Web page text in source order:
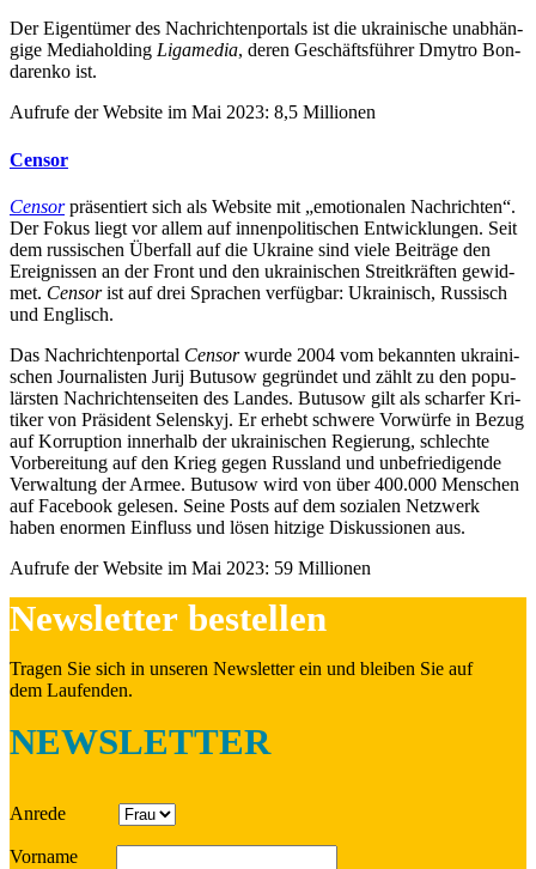
Der Eigen­tü­mer des Nach­rich­ten­por­tals ist die ukrai­ni­sche unab­hän­
gige Media­hol­ding Liga­me­dia, deren Geschäfts­füh­rer Dmytro Bon­
da­renko ist.
Aufrufe der Website im Mai 2023: 8,5 Millionen
Censor
Censorprä­sen­tiert sich als Website mit „emo­tio­na­len Nach­rich­ten“.
Der Fokus liegt vor allem auf innen­po­li­ti­schen Ent­wick­lun­gen. Seit
dem rus­si­schen Über­fall auf die Ukraine sind viele Bei­träge den
Ereig­nis­sen an der Front und den ukrai­ni­schen Streit­kräf­ten gewid­
met. Censorist auf drei Spra­chen ver­füg­bar: Ukrai­nisch, Rus­sisch
und Englisch.
Das Nach­rich­ten­por­tal Censorwurde 2004 vom bekann­ten ukrai­ni­
schen Jour­na­lis­ten Jurij Butusow gegrün­det und zählt zu den popu­
lärs­ten Nach­rich­ten­sei­ten des Landes. Butusow gilt als schar­fer Kri­
ti­ker von Prä­si­dent Selen­skyj. Er erhebt schwere Vor­würfe in Bezug
auf Kor­rup­tion inner­halb der ukrai­ni­schen Regie­rung, schlechte
Vor­be­rei­tung auf den Krieg gegen Russ­land und unbe­frie­di­gende
Ver­wal­tung der Armee. Butusow wird von über 400.000 Men­schen
auf Face­book gelesen. Seine Posts auf dem sozia­len Netz­werk
haben enormen Ein­fluss und lösen hitzige Dis­kus­sio­nen aus.
Aufrufe der Website im Mai 2023: 59 Millionen
News­let­ter bestellen
Tragen Sie sich in unseren News­let­ter ein und bleiben Sie auf
dem Laufenden.
NEWSLETTER
Anrede
Vorname